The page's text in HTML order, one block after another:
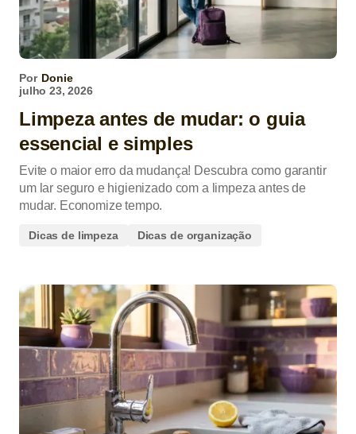
Por Donie
julho 23, 2026
Limpeza antes de mudar: o guia
essencial e simples
Evite o maior erro da mudança! Descubra como garantir
um lar seguro e higienizado com a limpeza antes de
mudar. Economize tempo.
Dicas de limpeza Dicas de organização